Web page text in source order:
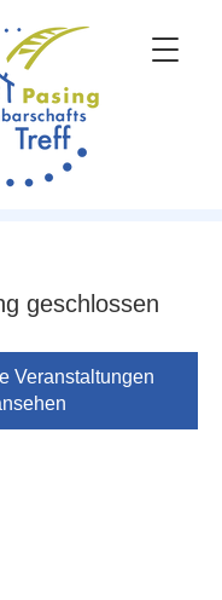
geschlossen
Veranstaltungen